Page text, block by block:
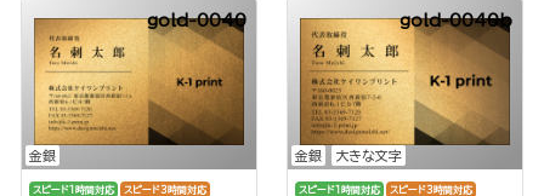
金銀
gold-0040
スピード1時間対応 スピード3時間対応
金銀 大きな文字
gold-0040b
スピード1時間対応 スピード3時間対応